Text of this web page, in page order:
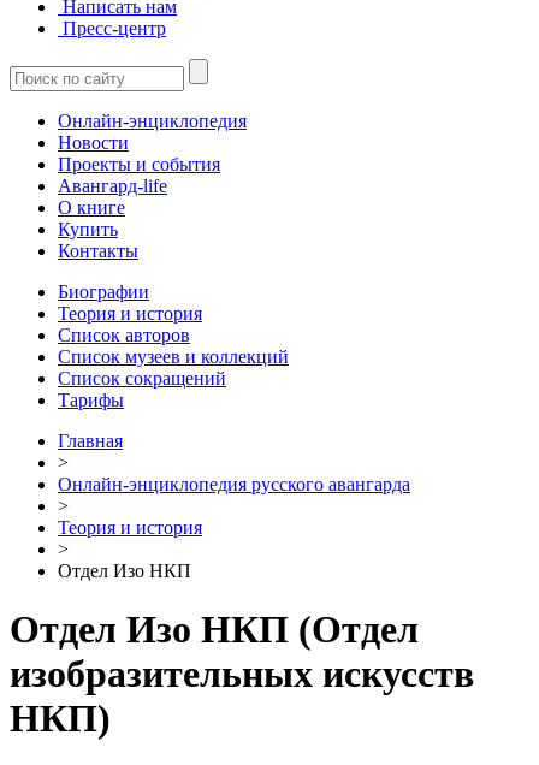
Написать нам
Пресс-центр
Онлайн-энциклопедия
Новости
Проекты и события
Авангард-life
О книге
Купить
Контакты
Биографии
Теория и история
Список авторов
Список музеев и коллекций
Список сокращений
Тарифы
Главная
>
Онлайн-энциклопедия русского авангарда
>
Теория и история
>
Отдел Изо НКП
Отдел Изо НКП (Отдел
изобразительных искусств
НКП)